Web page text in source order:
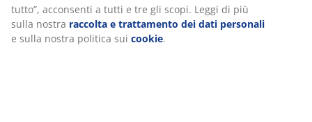
Spedizione
Personalizziamo la tua esperienza